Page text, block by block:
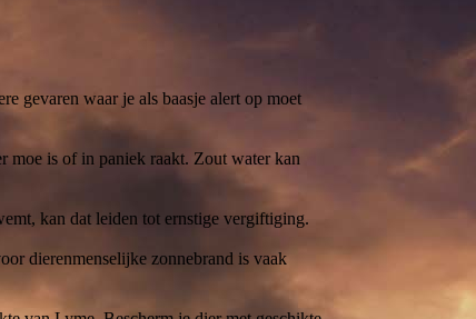
gevaren waar je als baasje alert op moet
moe is of in paniek raakt. Zout water kan
kan dat leiden tot ernstige vergiftiging.
dierenmenselijke zonnebrand is vaak